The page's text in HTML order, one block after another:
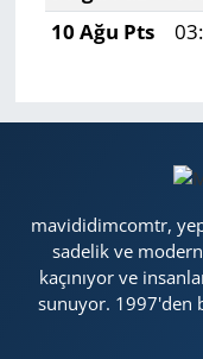
10 Ağu Pts
mavididimcomtr,
sadelik ve
kaçınıyor ve
sunuyor. 1997'den